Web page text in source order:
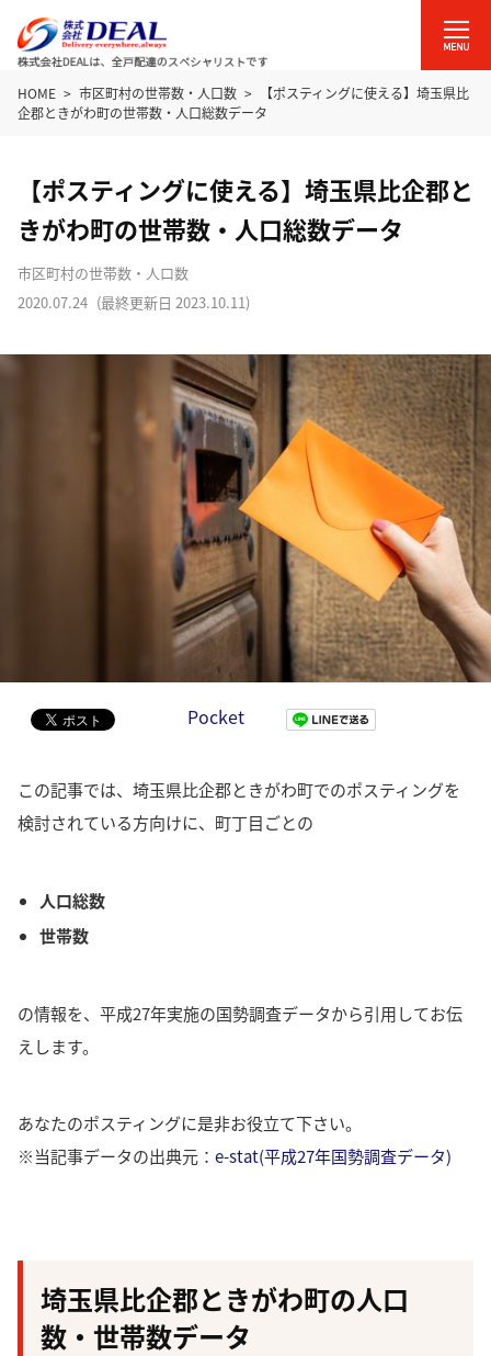
HOME 市区町村の世帯数・人口数
【ポスティングに使える】埼玉県比
企郡ときがわ町の世帯数・人口総数データ
【ポスティングに使える】埼玉県比企郡と
きがわ町の世帯数・人口総数データ
市区町村の世帯数・人口数
2020.07.24 (最終更新日 2023.10.11)
Pocket
この記事では、埼玉県比企郡ときがわ町でのポスティングを
検討されている方向けに、町丁目ごとの
人口総数
世帯数
の情報を、平成27年実施の国勢調査データから引用してお伝
えします。
あなたのポスティングに是非お役立て下さい。
※当記事データの出典元： e-stat(平成27年国勢調査データ)
埼玉県比企郡ときがわ町の人口
数・世帯数データ